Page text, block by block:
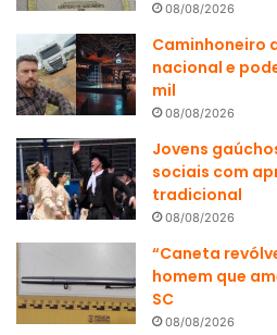
08/08/2026
Caminhoneiro
nacional e
mil
08/08/2026
Jovens
sociais com
tradicional
08/08/2026
“Caneta
homem que
SC
08/08/2026